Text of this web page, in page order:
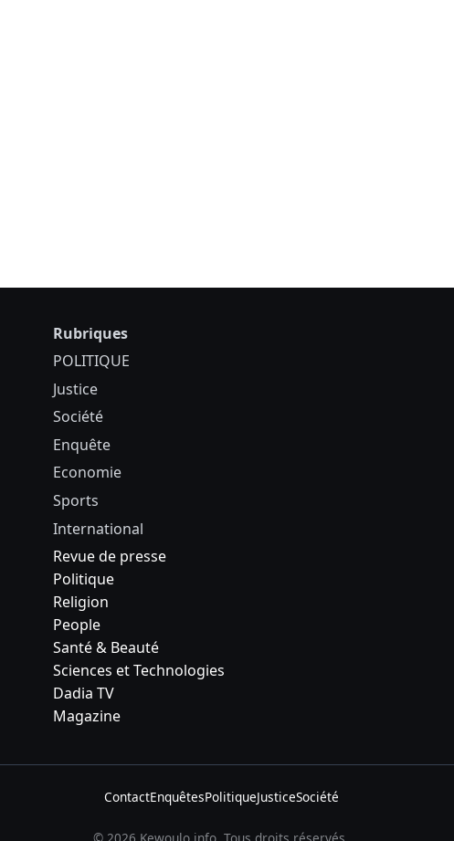
Rubriques
POLITIQUE
Justice
Société
Enquête
Economie
Sports
International
Revue de presse
Politique
Religion
People
Santé & Beauté
Sciences et Technologies
Dadia TV
Magazine
ContactEnquêtesPolitiqueJusticeSociété